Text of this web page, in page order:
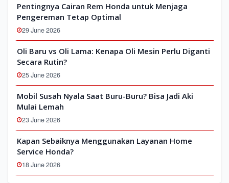
Pentingnya Cairan Rem Honda untuk Menjaga
Pengereman Tetap Optimal
29 June 2026
Oli Baru vs Oli Lama: Kenapa Oli Mesin Perlu Diganti
Secara Rutin?
25 June 2026
Mobil Susah Nyala Saat Buru-Buru? Bisa Jadi Aki
Mulai Lemah
23 June 2026
Kapan Sebaiknya Menggunakan Layanan Home
Service Honda?
18 June 2026